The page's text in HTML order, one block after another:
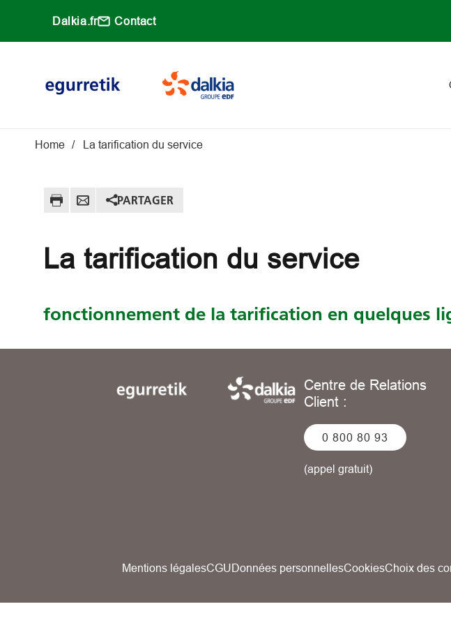
Dalkia.fr Contact
Fil d'Ariane
Home La tarification du service
PARTAGER
La tarification du service
fonctionnement de la tarification en quelques
Centre de Relations
Client :
0 800 80 93
(appel gratuit)
Mentions légalesCGUDonnées personnellesCookiesChoix des